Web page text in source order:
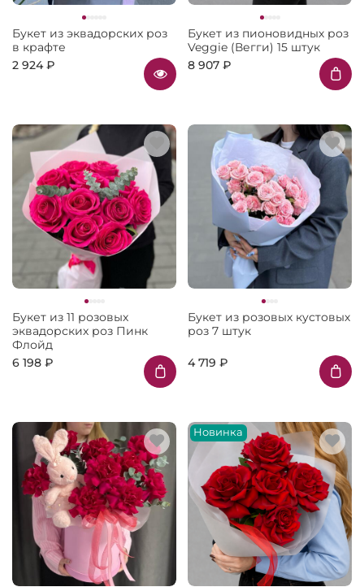
Букет из эквадорских роз
в крафте
2 924 ₽
Букет из пионовидных роз
Veggie (Вегги) 15 штук
8 907 ₽
Букет из 11 розовых
эквадорских роз Пинк
Флойд
6 198 ₽
Букет из розовых кустовых
роз 7 штук
4 719 ₽
Новинка